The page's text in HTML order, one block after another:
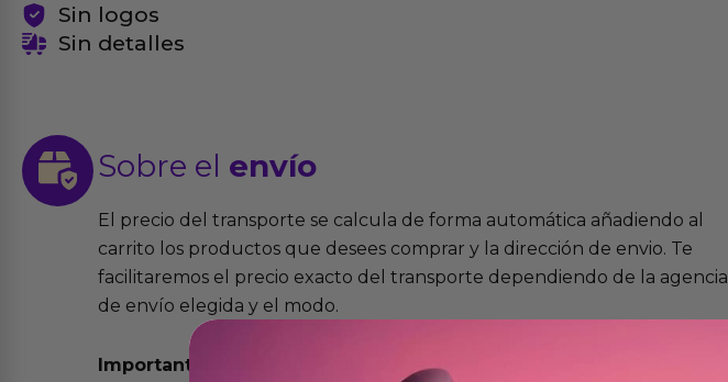
Sin logos
Sin detalles
Sobre el envío
El precio del transporte se calcula de forma automática añadiendo al
carrito los productos que desees comprar y la dirección de envio. Te
facilitaremos el precio exacto del transporte dependiendo de la agencia
de envío elegida y el modo.
Importante:
Todos los pedidos son expedidos el mismo dia siempre y